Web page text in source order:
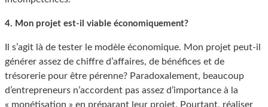
4. Mon projet est-il viable économiquement?
Il s’agit là de tester le modèle économique. Mon projet peut-il
générer assez de chiffre d’affaires, de bénéfices et de
trésorerie pour être pérenne? Paradoxalement, beaucoup
d’entrepreneurs n’accordent pas assez d’importance à la
« monétisation » en préparant leur projet. Pourtant, réaliser